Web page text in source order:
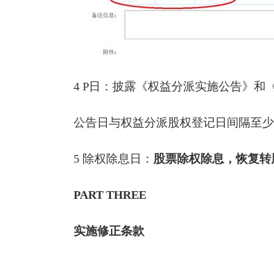
4 P日：披露《权益分派实施公告》和
公告日与权益分派股权登记日间隔至少
5 除权除息日： 股票除权除息，恢复
PART THREE
实施修正条款